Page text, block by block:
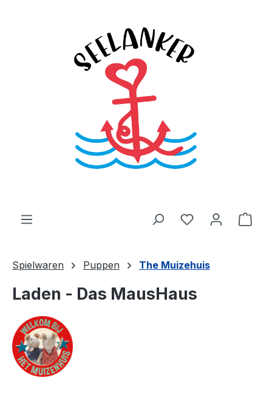
Du hast 0
Spielwaren Puppen The Muizehuis
Laden - Das MausHaus